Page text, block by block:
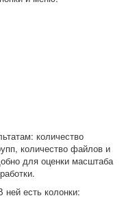
количество
количество файлов и
для оценки масштаба
есть колонки: